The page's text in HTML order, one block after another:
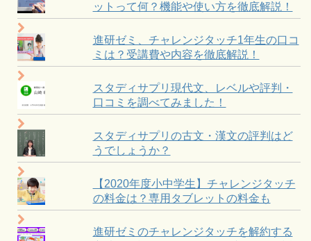
ットって何？機能や使い方を徹底解説！
進研ゼミ、チャレンジタッチ1年生の口コ
ミは？受講費や内容を徹底解説！
スタディサプリ現代文、レベルや評判・
口コミを調べてみました！
スタディサプリの古文・漢文の評判はど
うでしょうか？
【2020年度小中学生】チャレンジタッチ
の料金は？専用タブレットの料金も
進研ゼミのチャレンジタッチを解約する